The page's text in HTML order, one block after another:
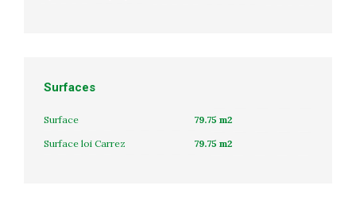
Surfaces
Surface
79.75 m2
Surface loi Carrez
79.75 m2